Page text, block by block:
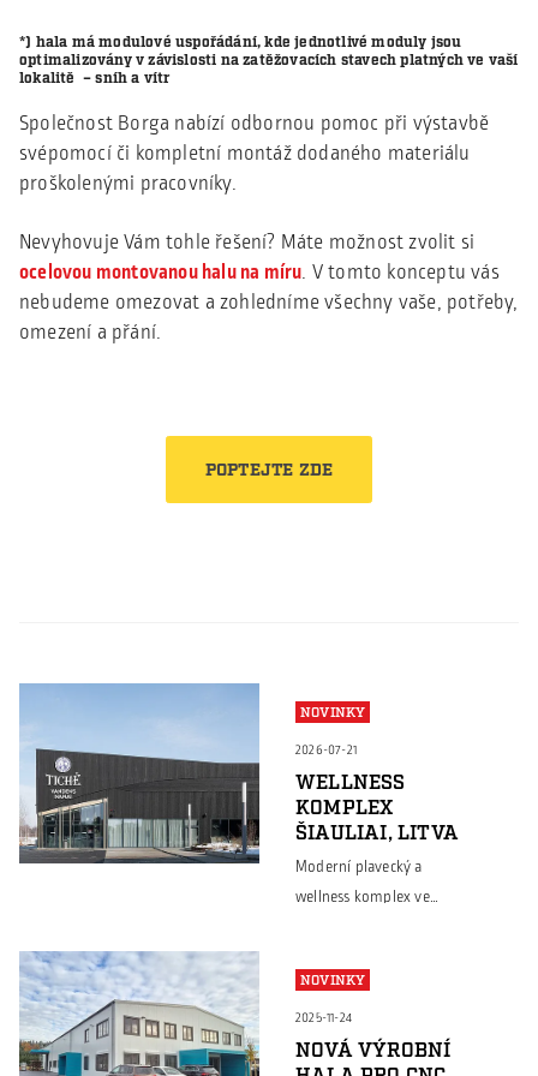
*) hala má modulové uspořádání, kde jednotlivé moduly jsou
optimalizovány v závislosti na zatěžovacích stavech platných ve vaší
lokalitě – sníh a vítr
Společnost Borga nabízí odbornou pomoc při výstavbě
svépomocí či kompletní montáž dodaného materiálu
proškolenými pracovníky.
Nevyhovuje Vám tohle řešení? Máte možnost zvolit si
ocelovou montovanou halu na míru. V tomto konceptu vás
nebudeme omezovat a zohledníme všechny vaše, potřeby,
omezení a přání.
POPTEJTE ZDE
NOVINKY
2026-07-21
WELLNESS
KOMPLEX
ŠIAULIAI, LITVA
Moderní plavecký a
wellness komplex ve
ocelové konstrukce
Borga nacházejí
uplatnění nejen v
NOVINKY
2025-11-24
NOVÁ VÝROBNÍ